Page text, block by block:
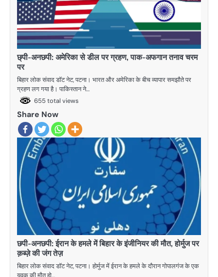
छ्पी-अनछपी: अमेरिका से डील पर ग्रहण, पाक-अफगान तनाव चरम
पर
बिहार लोक संवाद डॉट नेट, पटना। भारत और अमेरिका के बीच व्यापार समझौते पर
ग्रहण लग गया है। पाकिस्तान ने…
655 total views
Share Now
छपी-अनछपी: ईरान के हमले में बिहार के इंजीनियर की मौत, होर्मुज पर
क़ब्ज़े की जंग तेज़
बिहार लोक संवाद डॉट नेट, पटना। होर्मुज में ईरान के हमले के दौरान गोपालगंज के एक
युवक की मौत हो…